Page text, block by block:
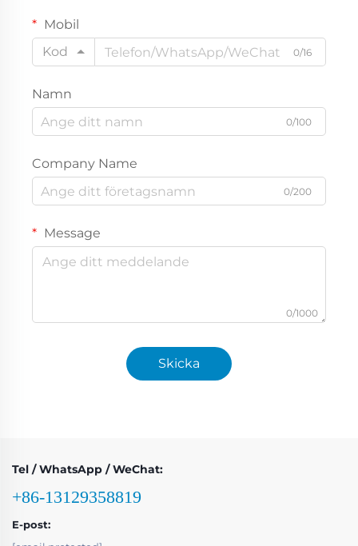
Mobil
Kod
0/16
Namn
0/100
Company Name
0/200
Message
0/1000
Skicka
Tel / WhatsApp / WeChat:
+86-13129358819
E-post: